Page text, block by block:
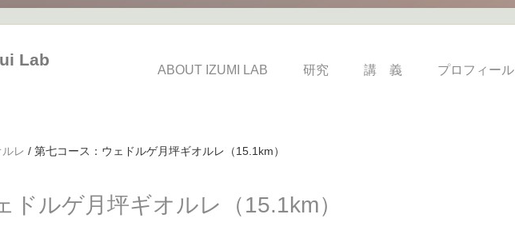
Lab
ABOUT IZUMI LAB 研究 講 義 プロフィール
レ / 第七コース：ウェドルゲ月坪ギオルレ（15.1km）
ドルゲ月坪ギオルレ（15.1km）